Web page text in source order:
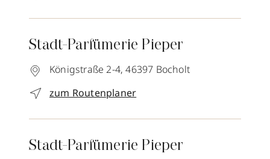
Stadt-Parfümerie Pieper
Königstraße 2-4, 46397 Bocholt
zum Routenplaner
Stadt-Parfümerie Pieper